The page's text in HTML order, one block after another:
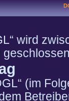
wird
(im